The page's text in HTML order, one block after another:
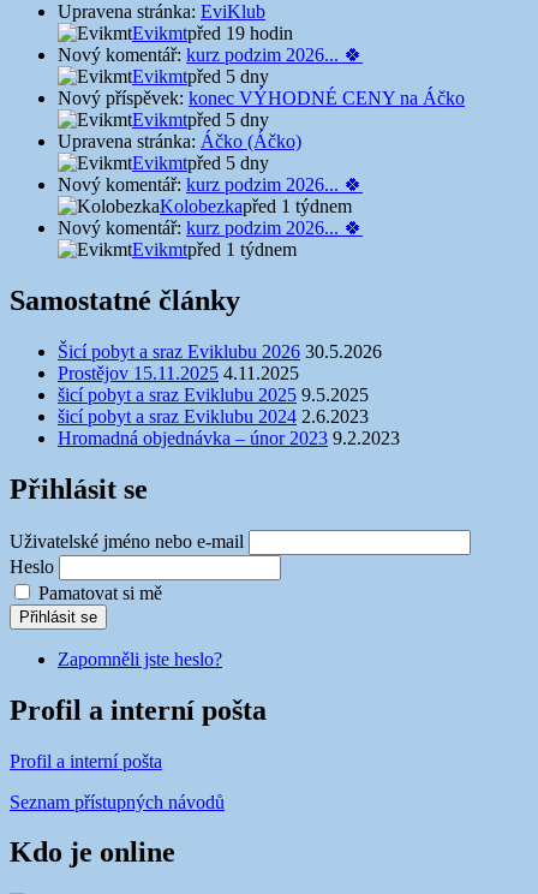
Upravena stránka: EviKlub
Evikmtpřed 19 hodin
Nový komentář: kurz podzim 2026... 🍀
Evikmtpřed 5 dny
Nový příspěvek: konec VÝHODNÉ CENY na Áčko
Evikmtpřed 5 dny
Upravena stránka: Áčko (Áčko)
Evikmtpřed 5 dny
Nový komentář: kurz podzim 2026... 🍀
Kolobezkapřed 1 týdnem
Nový komentář: kurz podzim 2026... 🍀
Evikmtpřed 1 týdnem
Samostatné články
Šicí pobyt a sraz Eviklubu 2026 30.5.2026
Prostějov 15.11.2025 4.11.2025
šicí pobyt a sraz Eviklubu 2025 9.5.2025
šicí pobyt a sraz Eviklubu 2024 2.6.2023
Hromadná objednávka – únor 2023 9.2.2023
Přihlásit se
Uživatelské jméno nebo e-mail
Heslo
Pamatovat si mě
Přihlásit se
Zapomněli jste heslo?
Profil a interní pošta
Profil a interní pošta
Seznam přístupných návodů
Kdo je online